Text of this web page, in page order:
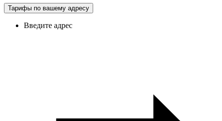
Тарифы по вашему адресу
Введите адрес